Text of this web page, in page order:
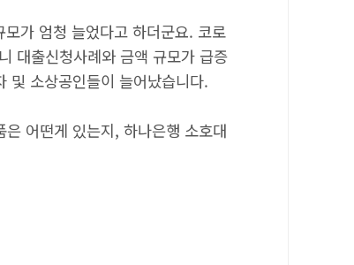
가 엄청 늘었다고 하더군요. 코로
대출신청사례와 금액 규모가 급증
및 소상공인들이 늘어났습니다.
어떤게 있는지, 하나은행 소호대